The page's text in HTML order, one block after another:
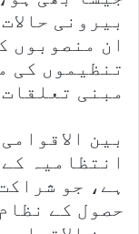
بیرونی
ان منصوبوں
تنظیموں کی
مبنی
بین
انتظامیہ
ہے، جو
حصول کے